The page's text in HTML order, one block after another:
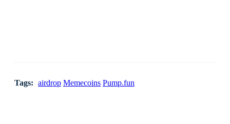
Tags: airdrop Memecoins Pump.fun